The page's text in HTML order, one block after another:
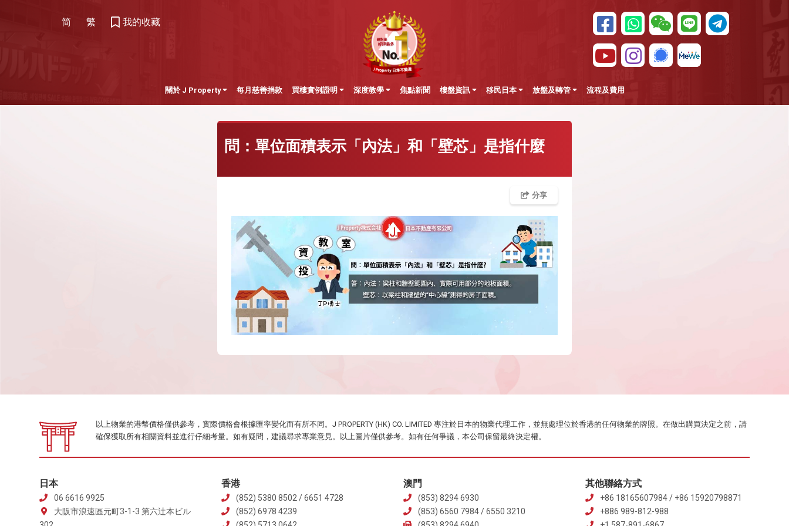
简 繁 我的收藏
關於 J Property 每月慈善捐款 買樓實例證明 深度教學 焦點新聞 樓盤資訊 移民日本 放盤及轉管 流程及費用
問：單位面積表示「內法」和「壁芯」是指什麼
分享
以上物業的港幣價格僅供參考，實際價格會根據匯率變化而有所不同。J PROPERTY (HK) CO. LIMITED 專注於日本的物業代理工作，並無處理位於香港的任何物業的牌照。在做出購買決定之前，請
確保獲取所有相關資料並進行仔細考量。如有疑問，建議尋求專業意見。以上圖片僅供參考。如有任何爭議，本公司保留最終決定權。
日本
06 6616 9925
大阪市浪速區元町3-1-3 第六辻本ビル
香港
(852) 5380 8502 / 6651 4728
(852) 6978 4239
澳門
(853) 8294 6930
(853) 6560 7984 / 6550 3210
其他聯絡方式
+86 18165607984 / +86 15920798871
+886 989-812-988